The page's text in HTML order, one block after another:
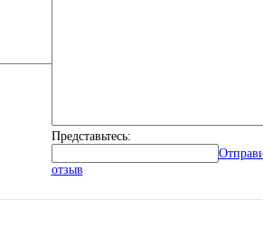
Представьтесь:
отзыв